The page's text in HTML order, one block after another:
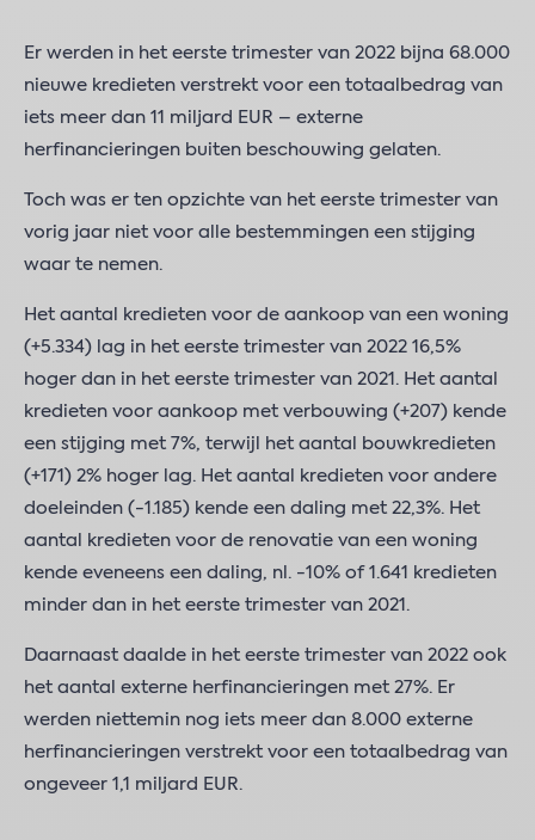
Er werden in het eerste trimester van 2022 bijna 68.000
nieuwe kredieten verstrekt voor een totaalbedrag van
iets meer dan 11 miljard EUR – externe
herfinancieringen buiten beschouwing gelaten.
Toch was er ten opzichte van het eerste trimester van
vorig jaar niet voor alle bestemmingen een stijging
waar te nemen.
Het aantal kredieten voor de aankoop van een woning
(+5.334) lag in het eerste trimester van 2022 16,5%
hoger dan in het eerste trimester van 2021. Het aantal
kredieten voor aankoop met verbouwing (+207) kende
een stijging met 7%, terwijl het aantal bouwkredieten
(+171) 2% hoger lag. Het aantal kredieten voor andere
doeleinden (-1.185) kende een daling met 22,3%. Het
aantal kredieten voor de renovatie van een woning
kende eveneens een daling, nl. -10% of 1.641 kredieten
minder dan in het eerste trimester van 2021.
Daarnaast daalde in het eerste trimester van 2022 ook
het aantal externe herfinancieringen met 27%. Er
werden niettemin nog iets meer dan 8.000 externe
herfinancieringen verstrekt voor een totaalbedrag van
ongeveer 1,1 miljard EUR.